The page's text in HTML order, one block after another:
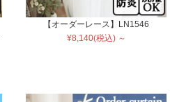
【オーダーレース】LN1546
¥8,140(税込) ～